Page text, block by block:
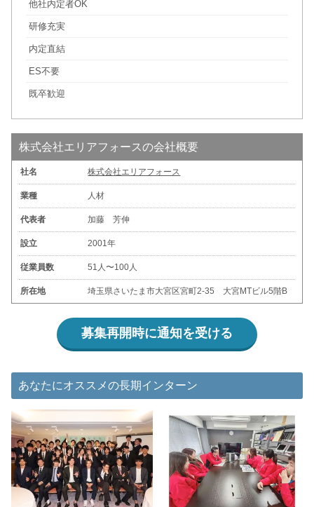
他社内定者OK
研修充実
内定直結
ES不要
既卒歓迎
株式会社エリアフォースの会社概要
社名 株式会社エリアフォース
業種 人材
代表者 加藤 芳伸
設立 2001年
従業員数 51人〜100人
所在地 埼玉県さいたま市大宮区宮町2-35 大宮MTビル5階B
募集再開時に通知を受ける
あなたにオススメの長期インターン